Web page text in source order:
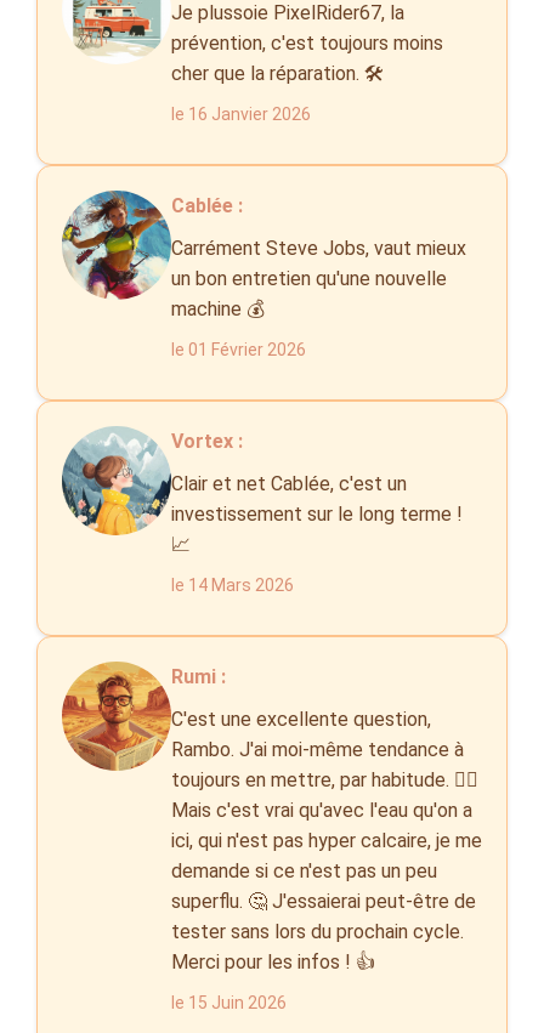
Je plussoie PixelRider67, la
prévention, c'est toujours moins
cher que la réparation. 🛠️
le 16 Janvier 2026
Cablée :
Carrément Steve Jobs, vaut mieux
un bon entretien qu'une nouvelle
machine 💰
le 01 Février 2026
Vortex :
Clair et net Cablée, c'est un
investissement sur le long terme !
📈
le 14 Mars 2026
Rumi :
C'est une excellente question,
Rambo. J'ai moi-même tendance à
toujours en mettre, par habitude. 🤷‍♀️
Mais c'est vrai qu'avec l'eau qu'on a
ici, qui n'est pas hyper calcaire, je me
demande si ce n'est pas un peu
superflu. 🤔 J'essaierai peut-être de
tester sans lors du prochain cycle.
Merci pour les infos ! 👍
le 15 Juin 2026